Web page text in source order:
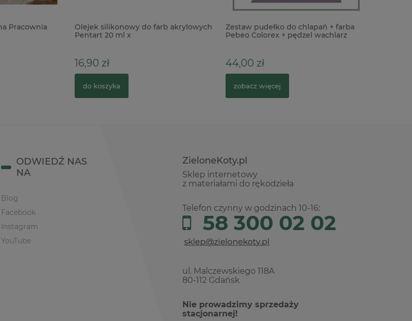
Pracownia
Olejek silikonowy do farb akrylowych
Pentart 20 ml x
16,90 zł
do koszyka
Zestaw pudełko do chlapań + farba
Pebeo Colorex + pędzel wachlarz
44,00 zł
zobacz więcej
ZieloneKoty.pl
Sklep internetowy
z materiałami do rękodzieła
Telefon czynny w godzinach 10-16:
58 300 02 02
ul. Malczewskiego 118A
80-112 Gdańsk
Nie prowadzimy sprzedaży
stacjonarnej!
ODWIEDŹ NAS
NA
Blog
Facebook
Instagram
YouTube